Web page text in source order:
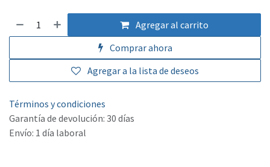
Agregar al carrito
Comprar ahora
Agregar a la lista de deseos
Términos y condiciones
Garantía de devolución: 30 días
Envío: 1 día laboral